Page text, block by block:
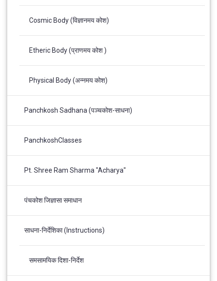
Cosmic Body (विज्ञानमय कोश)
Etheric Body (प्राणमय कोश )
Physical Body (अन्नमय कोश)
Panchkosh Sadhana (पञ्चकोश-साधना)
PanchkoshClasses
Pt. Shree Ram Sharma "Acharya"
पंचकोश जिज्ञासा समाधान
साधना-निर्देशिका (Instructions)
समसामयिक दिशा-निर्देश